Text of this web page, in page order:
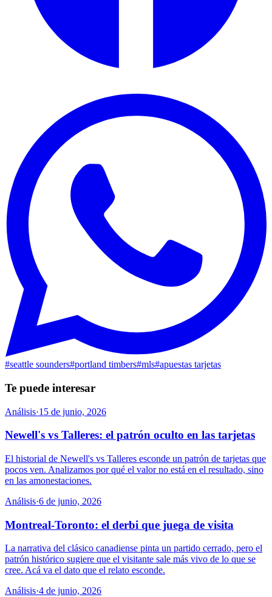
#seattle sounders#portland timbers#mls#apuestas tarjetas
Te puede interesar
Análisis·15 de junio, 2026
Newell's vs Talleres: el patrón oculto en las tarjetas
El historial de Newell's vs Talleres esconde un patrón de tarjetas que
pocos ven. Analizamos por qué el valor no está en el resultado, sino
en las amonestaciones.
Análisis·6 de junio, 2026
Montreal-Toronto: el derbi que juega de visita
La narrativa del clásico canadiense pinta un partido cerrado, pero el
patrón histórico sugiere que el visitante sale más vivo de lo que se
cree. Acá va el dato que el relato esconde.
Análisis·4 de junio, 2026